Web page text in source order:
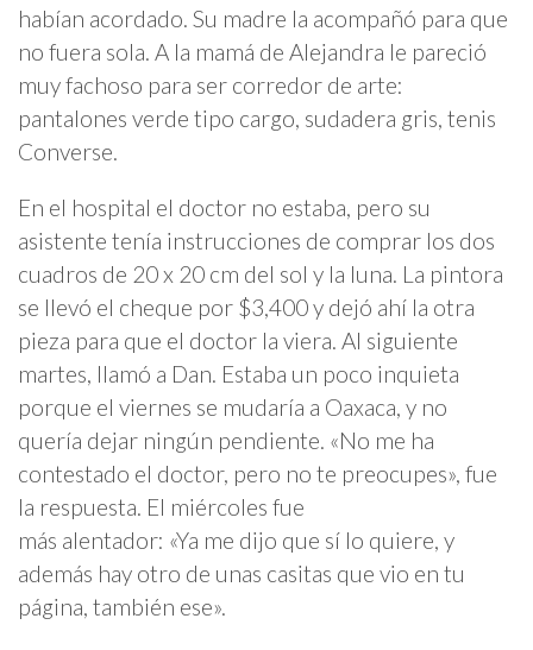
habían acordado. Su madre la acompañó para que
no fuera sola. A la mamá de Alejandra le pareció
muy fachoso para ser corredor de arte:
pantalones verde tipo cargo, sudadera gris, tenis
Converse.
En el hospital el doctor no estaba, pero su
asistente tenía instrucciones de comprar los dos
cuadros de 20 x 20 cm del sol y la luna. La pintora
se llevó el cheque por $3,400 y dejó ahí la otra
pieza para que el doctor la viera. Al siguiente
martes, llamó a Dan. Estaba un poco inquieta
porque el viernes se mudaría a Oaxaca, y no
quería dejar ningún pendiente. «No me ha
contestado el doctor, pero no te preocupes», fue
la respuesta. El miércoles fue
más alentador: «Ya me dijo que sí lo quiere, y
además hay otro de unas casitas que vio en tu
página, también ese».